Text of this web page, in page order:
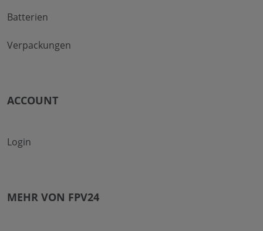
Batterien
Verpackungen
ACCOUNT
Login
MEHR VON FPV24